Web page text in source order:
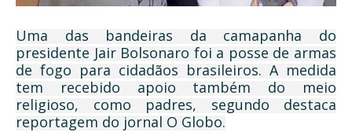
Uma das bandeiras da camapanha do
presidente Jair Bolsonaro foi a posse de armas
de fogo para cidadãos brasileiros. A medida
tem recebido apoio também do meio
religioso, como padres, segundo destaca
reportagem do jornal O Globo.